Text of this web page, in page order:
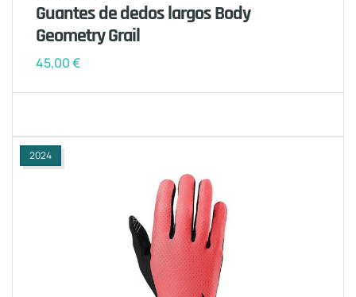
Guantes de dedos largos Body
Geometry Grail
45,00€
2024